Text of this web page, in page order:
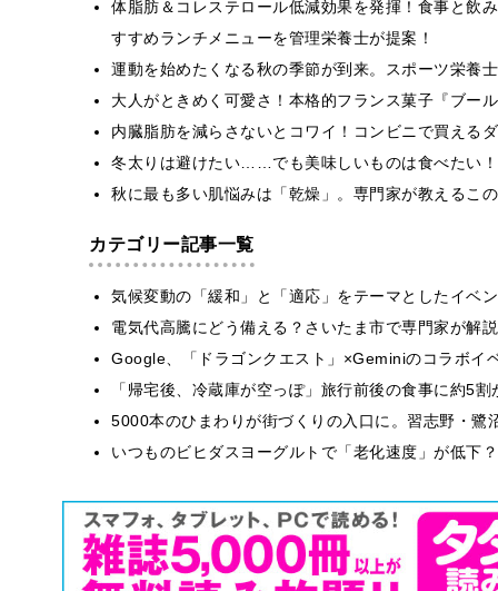
体脂肪＆コレステロール低減効果を発揮！食事と飲
すすめランチメニューを管理栄養士が提案！
運動を始めたくなる秋の季節が到来。スポーツ栄養
大人がときめく可愛さ！本格的フランス菓子『ブー
内臓脂肪を減らさないとコワイ！コンビニで買える
冬太りは避けたい……でも美味しいものは食べたい
秋に最も多い肌悩みは「乾燥」。専門家が教えるこ
カテゴリー記事一覧
気候変動の「緩和」と「適応」をテーマとしたイベ
電気代高騰にどう備える？さいたま市で専門家が解
Google、「ドラゴンクエスト」×Geminiのコラボイ
「帰宅後、冷蔵庫が空っぽ」旅行前後の食事に約5
5000本のひまわりが街づくりの入口に。習志野・
いつものビヒダスヨーグルトで「老化速度」が低